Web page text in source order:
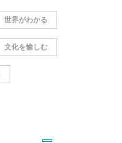
世界がわかる
文化を愉しむ